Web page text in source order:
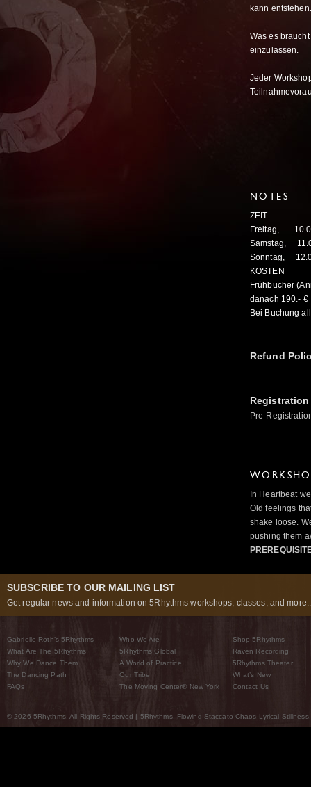
kann entstehen.
Was es
einzulassen.
Jeder
NOTES
ZEIT
Freitag,
Samstag,
Sonntag,
KOSTEN
Frühbucher
danach 190.-
Bei Buchung
Refund
Pre-
In Heartbeat
Old feelings
shake loose.
pushing them
SUBSCRIBE TO OUR MAILING LIST
Get regular news and information on 5Rhythms workshops, classes, and
Gabrielle Roth’s 5Rhythms
What Are The 5Rhythms
Why We Dance Them
The Dancing Path
FAQs
Who We Are
5Rhythms Global
A World of Practice
Our Tribe
The Moving Center® New York
Shop 5Rhythms
Raven Recording
5Rhythms Theater
What’s New
Contact Us
© 2026 5Rhythms. All Rights Reserved | 5Rhythms, Flowing Staccato Chaos Lyrical